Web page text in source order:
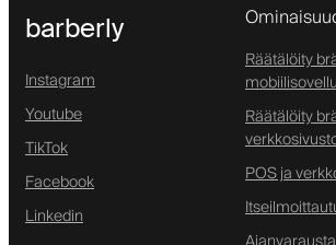
barberly
Instagram
Youtube
TikTok
Facebook
Linkedin
Räätälöity
Räätälöity
POS ja